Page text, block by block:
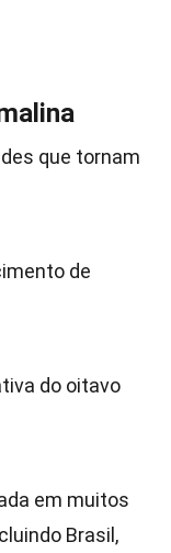
que tornam
de
do oitavo
em muitos
Brasil,